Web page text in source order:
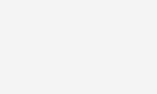
Gli annunci immobiliari
italia.it quindi non è